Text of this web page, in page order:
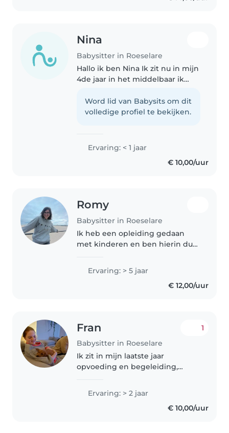
Nina
Babysitter in Roeselare
Hallo ik ben Nina Ik zit nu in mijn
4de jaar in het middelbaar ik
en ik hou ervan om voor
kinderen te zorgen ik heb
Word lid van Babysits om dit
volledige profiel te bekijken.
Ervaring: < 1 jaar
€ 10,00/uur
Romy
Babysitter in Roeselare
Ik heb een opleiding gedaan
met kinderen en ben hierin dus
oud. Ik heb ervaring in
babysitten voor kinderen van
Ervaring: > 5 jaar
€ 12,00/uur
Fran
Babysitter in Roeselare
1
Ik zit in mijn laatste jaar
opvoeding en begeleiding,
achter de rug heb zowel in een
kinderopvang als in een
Ervaring: > 2 jaar
€ 10,00/uur